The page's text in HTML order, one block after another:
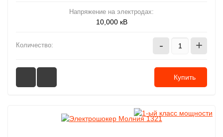
Напряжение на электродах:
10,000 кВ
Количество: - +
Купить